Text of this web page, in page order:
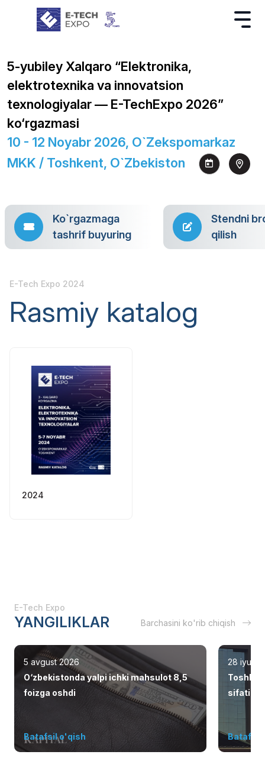
5-yubiley Xalqaro “Elektronika,
elektrotexnika va innovatsion
texnologiyalar — E-TechExpo 2026”
ko‘rgazmasi
10 - 12 Noyabr 2026, O`zekspomarkaz
MKK / Toshkent, O`zbekiston
Ko`rgazmaga
tashrif buyuring
Stendni
qilish
E-Tech Expo 2024
Rasmiy katalog
2024
E-Tech Expo
YANGILIKLAR Barchasini ko'rib chiqish
5 avgust 2026
O‘zbekistonda yalpi ichki mahsulot 8,5
foizga oshdi
Batafsil o'qish
28 iyul
Batafsil